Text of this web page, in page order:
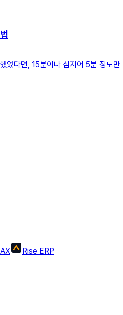
었다면, 15분이나 심지어 5분 정도
Rise ERP